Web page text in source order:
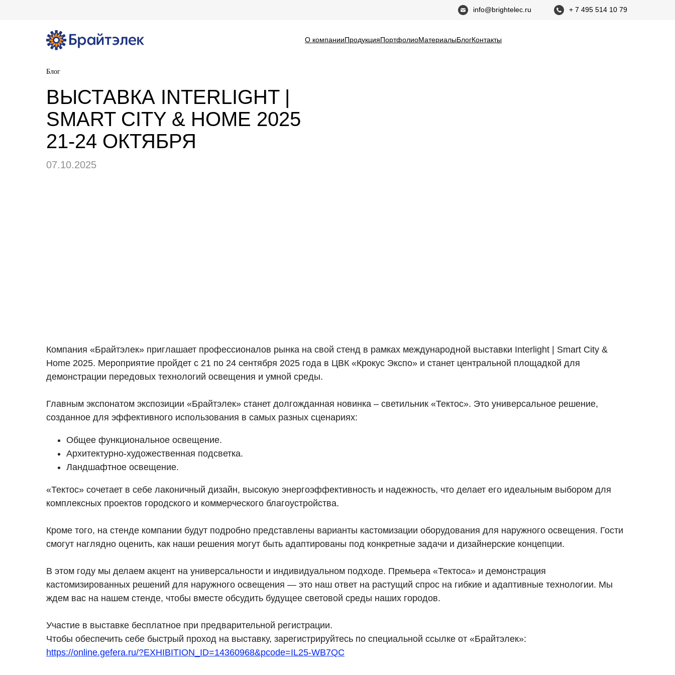
+ 7 495 514 10 79
info@brightelec.ru
О компанииПродукцияПортфолиоМатериалыБлогКонтакты
Блог
ВЫСТАВКА INTERLIGHT |
SMART CITY & HOME 2025
21-24 ОКТЯБРЯ
07.10.2025
Компания «Брайтэлек» приглашает профессионалов рынка на свой стенд в рамках международной выставки Interlight | Smart City &
Home 2025. Мероприятие пройдет с 21 по 24 сентября 2025 года в ЦВК «Крокус Экспо» и станет центральной площадкой для
демонстрации передовых технологий освещения и умной среды.
Главным экспонатом экспозиции «Брайтэлек» станет долгожданная новинка – светильник «Тектос». Это универсальное решение,
созданное для эффективного использования в самых разных сценариях:
Общее функциональное освещение.
Архитектурно-художественная подсветка.
Ландшафтное освещение.
«Тектос» сочетает в себе лаконичный дизайн, высокую энергоэффективность и надежность, что делает его идеальным выбором для
комплексных проектов городского и коммерческого благоустройства.
Кроме того, на стенде компании будут подробно представлены варианты кастомизации оборудования для наружного освещения. Гости
смогут наглядно оценить, как наши решения могут быть адаптированы под конкретные задачи и дизайнерские концепции.
В этом году мы делаем акцент на универсальности и индивидуальном подходе. Премьера «Тектоса» и демонстрация
кастомизированных решений для наружного освещения — это наш ответ на растущий спрос на гибкие и адаптивные технологии. Мы
ждем вас на нашем стенде, чтобы вместе обсудить будущее световой среды наших городов.
Участие в выставке бесплатное при предварительной регистрации.
Чтобы обеспечить себе быстрый проход на выставку, зарегистрируйтесь по специальной ссылке от «Брайтэлек»:
https://online.gefera.ru/?EXHIBITION_ID=14360968&pcode=IL25-WB7QC